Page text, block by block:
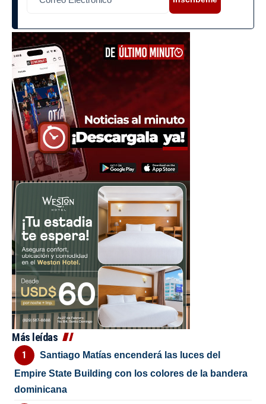
Más leídas
Santiago Matías encenderá las luces del
Empire State Building con los colores de la bandera
dominicana